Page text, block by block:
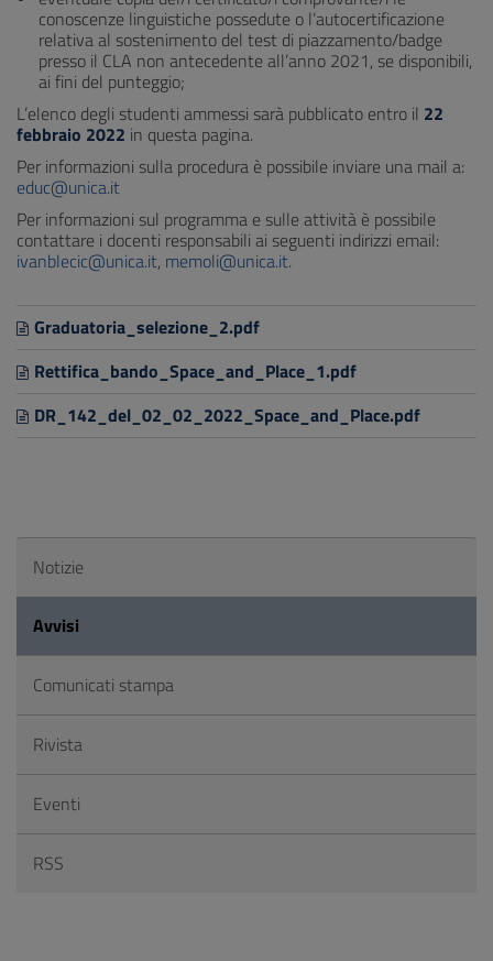
conoscenze linguistiche possedute o l’autocertificazione
relativa al sostenimento del test di piazzamento/badge
presso il CLA non antecedente all’anno 2021, se disponibili,
ai fini del punteggio;
L’elenco degli studenti ammessi sarà pubblicato entro il 22
febbraio 2022 in questa pagina.
Per informazioni sulla procedura è possibile inviare una mail a:
educ@unica.it
Per informazioni sul programma e sulle attività è possibile
contattare i docenti responsabili ai seguenti indirizzi email:
ivanblecic@unica.it, memoli@unica.it.
Graduatoria_selezione_2.pdf
Rettifica_bando_Space_and_Place_1.pdf
DR_142_del_02_02_2022_Space_and_Place.pdf
Notizie
Avvisi
Comunicati stampa
Rivista
Eventi
RSS